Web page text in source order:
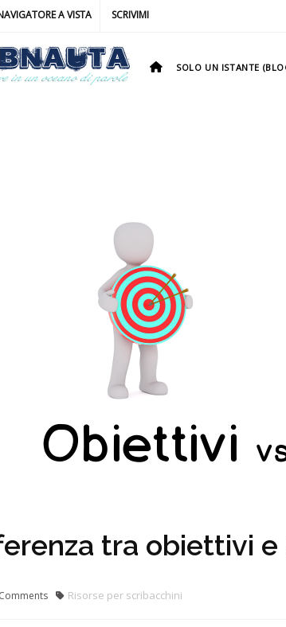
A VISTA SCRIVIMI
SOLO UN ISTANTE
tra obiettivi e
Comments Risorse per scribacchini